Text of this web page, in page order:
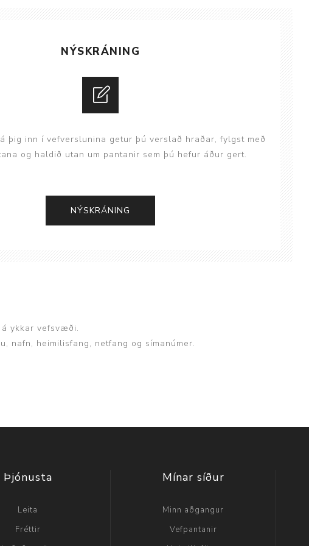
Innréttingar, vagnar og
borð
Rekstrarvörur
Skoðunar- og
Þrýstingsvafningar
NÝSKRÁNING
þig inn í vefverslunina getur þú verslað hraðar, fylgst með
og haldið utan um pantanir sem þú hefur áður gert.
ykkar vefsvæði.
nafn, heimilisfang, netfang og símanúmer.
Þjónusta
Leita
Fréttir
Mínar síður
Minn aðgangur
Vefpantanir